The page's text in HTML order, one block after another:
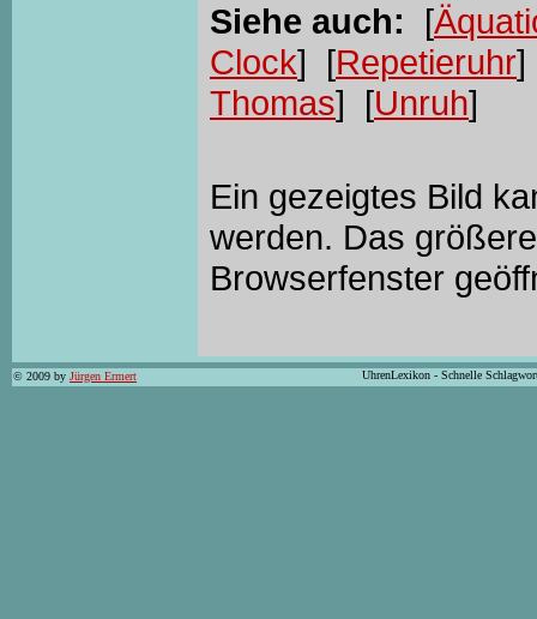
Siehe auch: [
Clock] [Repetieruhr]
Thomas] [Unruh]
Ein gezeigtes Bild
werden. Das
Browserfenster
© 2009 by Jürgen Ermert UhrenLexikon - Schnelle